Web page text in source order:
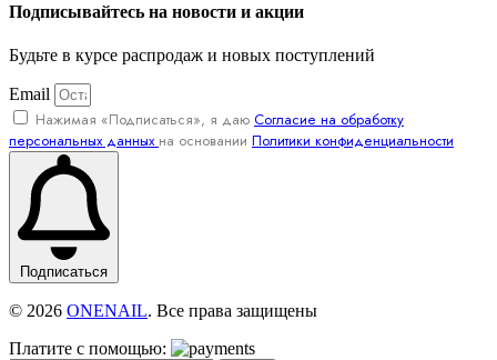
Подписывайтесь на новости и акции
Будьте в курсе распродаж и новых поступлений
Email
Нажимая «Подписаться», я даю Согласие на обработку
персональных данных на основании Политики конфиденциальности
Подписаться
© 2026 ONENAIL. Все права защищены
Платите с помощью: